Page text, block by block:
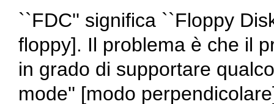
``FDC'' significa ``Floppy
floppy]. Il problema è che il
in grado di supportare
mode'' [modo